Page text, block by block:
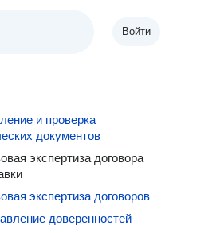
Войти
и проверка
документов
экспертиза договора
экспертиза договоров
доверенностей